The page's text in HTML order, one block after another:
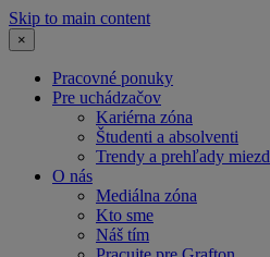
Skip to main content
×
Pracovné ponuky
Pre uchádzačov
Kariérna zóna
Študenti a absolventi
Trendy a prehľady miezd
O nás
Mediálna zóna
Kto sme
Náš tím